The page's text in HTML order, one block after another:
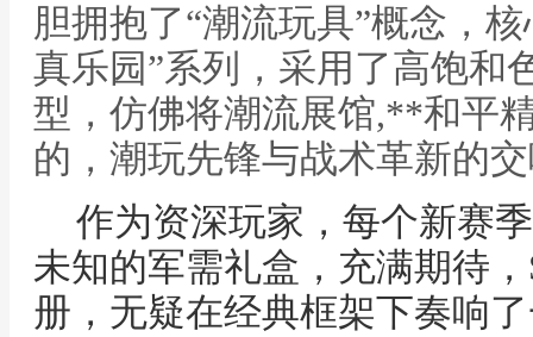
胆拥抱了“潮流玩具”概念，
真乐园”系列，采用了高饱和
型，仿佛将潮流展馆,**和平
的，潮玩先锋与战术革新的
作为资深玩家，每个新赛
未知的军需礼盒，充满期待
册，无疑在经典框架下奏响